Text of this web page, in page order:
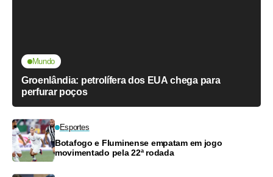
Mundo
Groenlândia: petrolífera dos EUA chega para
perfurar poços
Esportes
Botafogo e Fluminense empatam em jogo
movimentado pela 22ª rodada